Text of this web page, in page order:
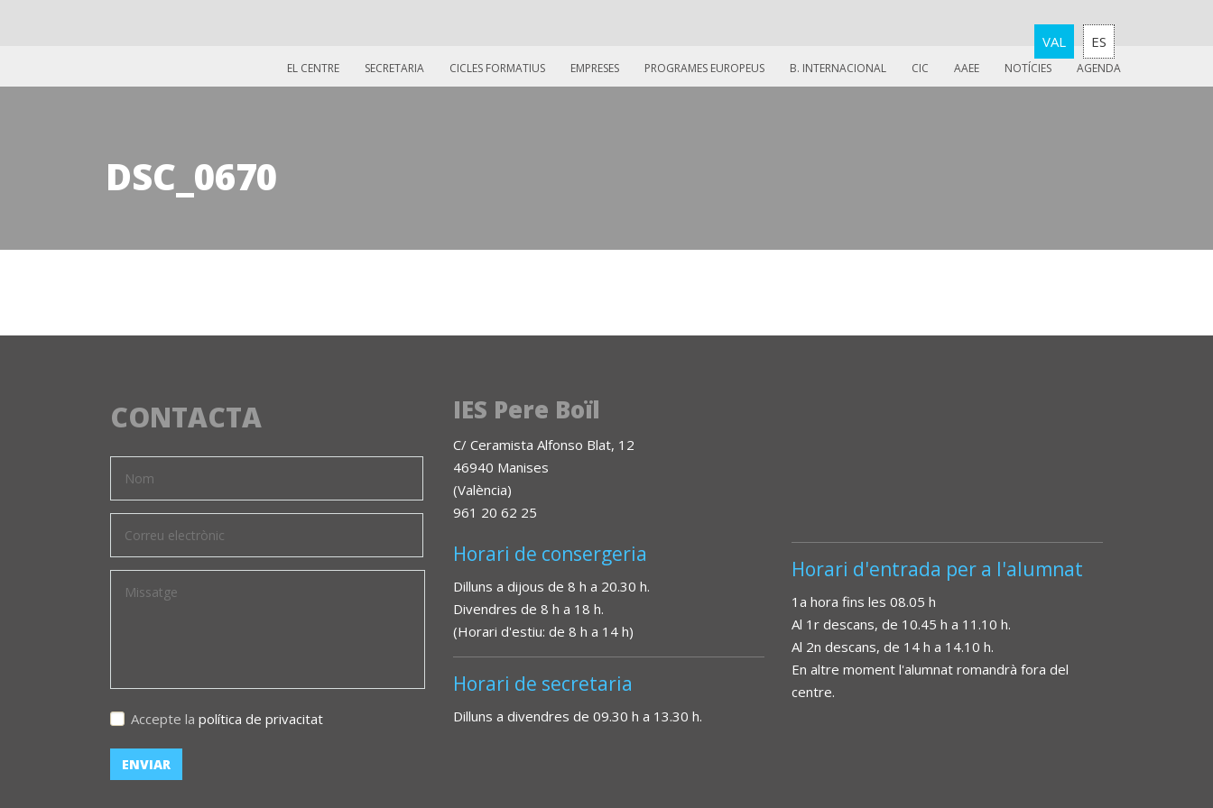
VAL ES
EL CENTRE SECRETARIA CICLES FORMATIUS EMPRESES PROGRAMES EUROPEUS B. INTERNACIONAL CIC AAEE NOTÍCIES AGENDA
DSC_0670
CONTACTA
Accepte la política de privacitat
IES Pere Boïl
C/ Ceramista Alfonso Blat, 12
46940 Manises
(València)
961 20 62 25
Horari de consergeria
Dilluns a dijous de 8 h a 20.30 h.
Divendres de 8 h a 18 h.
(Horari d'estiu: de 8 h a 14 h)
Horari de secretaria
Dilluns a divendres de 09.30 h a 13.30 h.
Horari d'entrada per a l'alumnat
1a hora fins les 08.05 h
Al 1r descans, de 10.45 h a 11.10 h.
Al 2n descans, de 14 h a 14.10 h.
En altre moment l'alumnat romandrà fora del
centre.